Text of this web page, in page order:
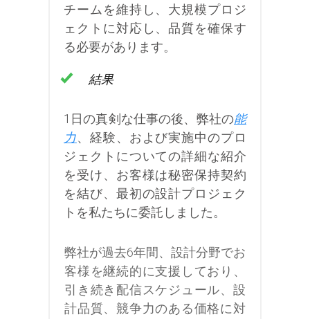
チームを維持し、大規模プロジ
ェクトに対応し、品質を確保す
る必要があります。
結果
1日の真剣な仕事の後、弊社の能
力、経験、および実施中のプロ
ジェクトについての詳細な紹介
を受け、お客様は秘密保持契約
を結び、最初の設計プロジェク
トを私たちに委託しました。
弊社が過去6年間、設計分野でお
客様を継続的に支援しており、
引き続き配信スケジュール、設
計品質、競争力のある価格に対